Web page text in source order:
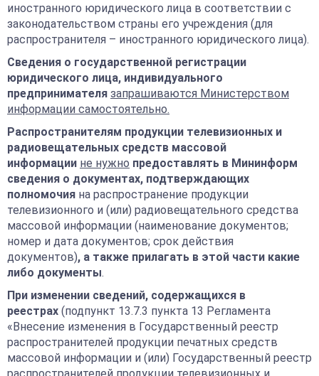
иностранного юридического лица в соответствии с
законодательством страны его учреждения (для
распространителя – иностранного юридического лица).
Сведения о государственной регистрации
юридического лица, индивидуального
предпринимателя запрашиваются Министерством
информации самостоятельно.
Распространителям продукции телевизионных и
радиовещательных средств массовой
информации не нужно предоставлять в Мининформ
сведения о документах, подтверждающих
полномочия на распространение продукции
телевизионного и (или) радиовещательного средства
массовой информации (наименование документов;
номер и дата документов; срок действия
документов), а также прилагать в этой части какие
либо документы.
При изменении сведений, содержащихся в
реестрах (подпункт 13.7.3 пункта 13 Регламента
«Внесение изменения в Государственный реестр
распространителей продукции печатных средств
массовой информации и (или) Государственный реестр